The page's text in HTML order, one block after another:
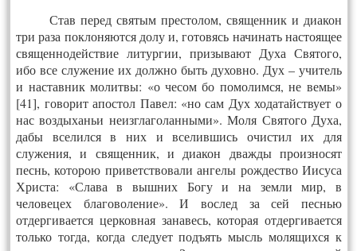
Став перед святым престолом, священник и диакон
три раза поклоняются долу и, готовясь начинать настоящее
священнодействие литургии, призывают Духа Святого,
ибо все служение их должно быть духовно. Дух – учитель
и наставник молитвы: «о чесом бо помолимся, не вемы»
[41], говорит апостол Павел: «но сам Дух ходатайствует о
нас воздыханьи неизглаголанными». Моля Святого Духа,
дабы вселился в них и вселившись очистил их для
служения, и священник, и диакон дважды произносят
песнь, которою приветствовали ангелы рождество Иисуса
Христа: «Слава в вышних Богу и на земли мир, в
человецех благоволение». И вослед за сей песнью
отдергивается церковная занавесь, которая отдергивается
только тогда, когда следует подъять мысль молящихся к